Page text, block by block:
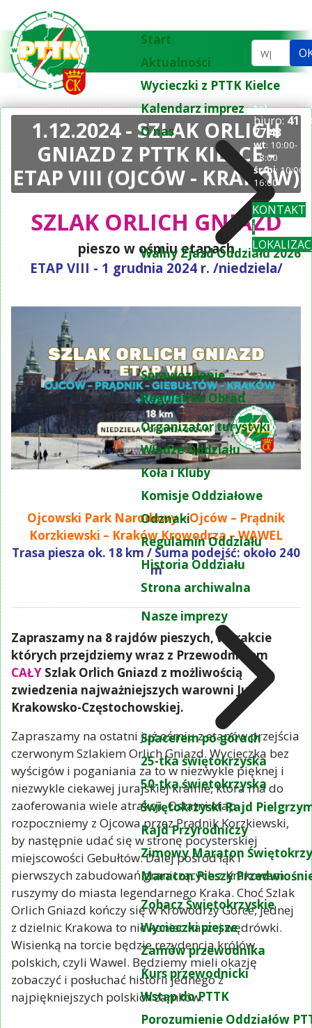
Start
Aktualności
Wycieczki z PTTK Kielce
Kalendarz imprez
O nas
Walny Zjazd Oddziału 2026
Sprawozdanie
Regulamin Obrad
Organizator turystyki
Władze Oddziału
Koła i Kluby
Komisje Oddziałowe
Odznaki
Regulamin Oddziału
Historia Oddziału
Strona archiwalna
Nasze imprezy
Spacerem po górach
25-tka świętokrzyska
50-tka świetokrzyska
Świętokrzyski Rajd
Rajd Przyrodniczy
Zimowy Maraton
Maraton Pieszy
Zobacz Świętokrzyskie
Wycieczki piesze
Zamów przewodnika
Kurs przewodnicki
Wstąp do PTTK
Porozumienie Oddziałów
Szukaj...
tel.
biuro: 41
77 43
wt: 10:00-
18:00
śr-pi: 10:00-
16:00
KONTAKT
i
1.12.2024 - SZLAK ORLICH
GNIAZD Z PTTK KIELCE -
ETAP VIII (OJCÓW - KRAKÓW)
SZLAK ORLICH GNIAZD
pieszo w ośmiu etapach
ETAP VIII - 1 grudnia 2024 r. /niedziela/
Ojcowski Park Narodowy – Ojców – Prądnik
Korzkiewski – Kraków Krowodrza – WAWEL
Trasa piesza ok. 18 km / Suma podejść: około 240
m
Zapraszamy na 8 rajdów pieszych, w trakcie
których przejdziemy wraz z Przewodnikiem
CAŁY Szlak Orlich Gniazd z możliwością
zwiedzenia najważniejszych warowni Jury
Krakowsko-Częstochowskiej.
Zapraszamy na ostatni już ośmiu z etapów przejścia
czerwonym Szlakiem Orlich Gniazd. Wycieczka bez
wyścigów i poganiania za to w niezwykle pięknej i
niezwykle ciekawej jurajskiej krainie, która ma do
zaoferowania wiele atrakcji. Ostatni etap
rozpoczniemy z Ojcowa przez Prądnik Korzkiewski,
by następnie udać się w stronę pocysterskiej
miejscowości Gebułtów. Dalej pośród łąk i
pierwszych zabudowań graniczących z Krakowem
ruszymy do miasta legendarnego Kraka. Choć Szlak
Orlich Gniazd kończy się w Krowodrzy Górce, jednej
z dzielnic Krakowa to nie koniec naszej wędrówki.
Wisienką na torcie będzie rezydencja królów
polskich, czyli Wawel. Będziemy mieli okazję
zobaczyć i posłuchać historii jednego z
najpiękniejszych polskich zamków.